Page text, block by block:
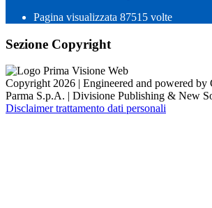
Pagina visualizzata 87515 volte
Sezione Copyright
Copyright 2026 | Engineered and powered by
Parma S.p.A. | Divisione Publishing & New
Disclaimer trattamento dati personali